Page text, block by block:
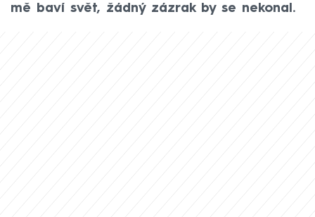
mě baví svět, žádný zázrak by se nekonal.